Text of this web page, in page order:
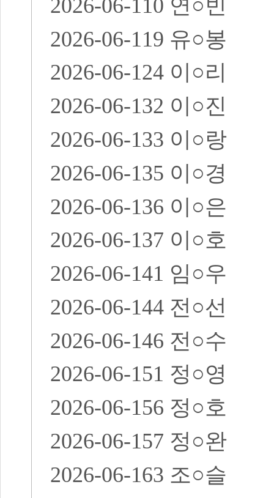
2026-06-110 연 ○빈
2026-06-119 유○봉
2026-06-124 이 ○리
2026-06-132 이 ○진
2026-06-133 이 ○랑
2026-06-135 이 ○경
2026-06-136 이 ○은
2026-06-137 이 ○호
2026-06-141 임 ○우
2026-06-144 전 ○선
2026-06-146 전 ○수
2026-06-151 정 ○영
2026-06-156 정 ○호
2026-06-157 정 ○완
2026-06-163 조○슬